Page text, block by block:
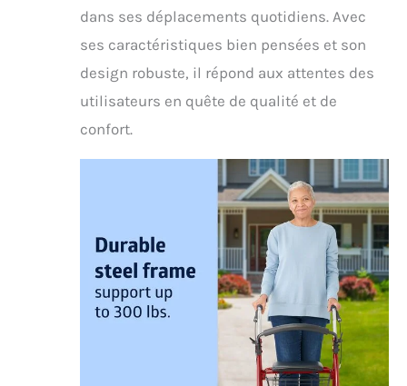
dans ses déplacements quotidiens. Avec
ses caractéristiques bien pensées et son
design robuste, il répond aux attentes des
utilisateurs en quête de qualité et de
confort.